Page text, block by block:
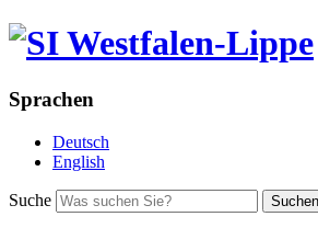
Sprachen
Deutsch
English
Suche Suchen